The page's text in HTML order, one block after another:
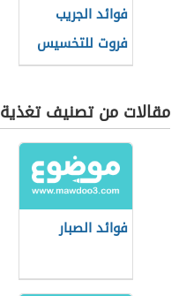
فوائد الجريب
فروت للتخسيس
مقالات من تصنيف تغذية
فوائد الصبار